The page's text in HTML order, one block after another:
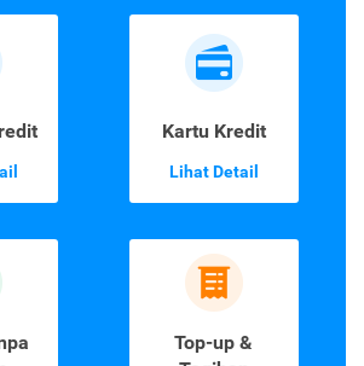
Kartu Kredit
Lihat Detail
Top-up &